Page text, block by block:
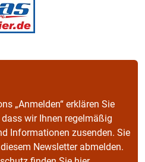
„Anmelden“ erklären Sie
wir Ihnen regelmäßig
Informationen zusenden. Sie
Newsletter abmelden.